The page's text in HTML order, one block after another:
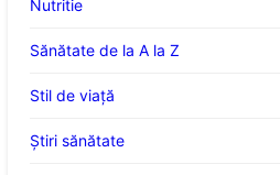
Nutritie
Sănătate de la A la Z
Stil de viaţă
Ştiri sănătate